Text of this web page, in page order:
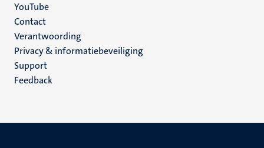
YouTube
Menu
footer
(NL)
Contact
Verantwoording
Privacy & informatiebeveiliging
Support
Feedback